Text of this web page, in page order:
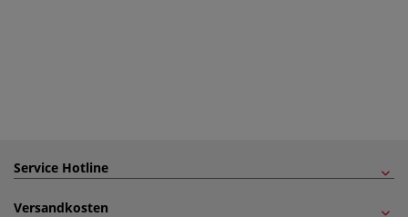
Service Hotline
Versandkosten